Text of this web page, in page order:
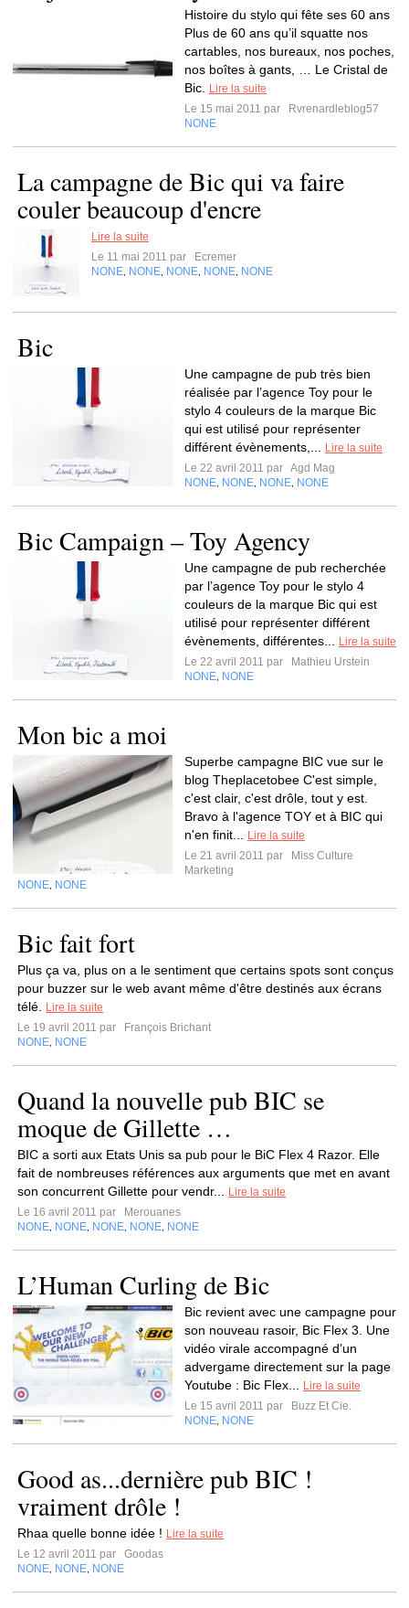
Histoire du stylo qui fête ses 60 ans
Plus de 60 ans qu’il squatte nos
cartables, nos bureaux, nos poches,
nos boîtes à gants, … Le Cristal de
Bic.
Lire la suite
Le 15 mai 2011 par
Rvrenardleblog57
NONE
La campagne de Bic qui va faire
couler beaucoup d'encre
Lire la suite
Le 11 mai 2011 par
Ecremer
NONE NONE NONE NONE NONE
Bic
Une campagne de pub très bien
réalisée par l’agence Toy pour le
stylo 4 couleurs de la marque Bic
qui est utilisé pour représenter
différent évènements,...
Lire la suite
Le 22 avril 2011 par Agd Mag
NONE NONE NONE NONE
Bic Campaign – Toy Agency
Une campagne de pub recherchée
par l’agence Toy pour le stylo 4
couleurs de la marque Bic qui est
utilisé pour représenter différent
évènements, différentes...
Lire la suite
Le 22 avril 2011 par
Mathieu Urstein
NONE NONE
Mon bic a moi
Superbe campagne BIC vue sur le
blog Theplacetobee C'est simple,
c'est clair, c'est drôle, tout y est.
Bravo à l'agence TOY et à BIC qui
n'en finit...
Lire la suite
Le 21 avril 2011 par
Miss Culture
Marketing
NONE NONE
Bic fait fort
Plus ça va, plus on a le sentiment que certains spots sont conçus
pour buzzer sur le web avant même d'être destinés aux écrans
télé.
Lire la suite
Le 19 avril 2011 par
François Brichant
NONE NONE
Quand la nouvelle pub BIC se
moque de Gillette …
BIC a sorti aux Etats Unis sa pub pour le BiC Flex 4 Razor. Elle
fait de nombreuses références aux arguments que met en avant
son concurrent Gillette pour vendr...
Lire la suite
Le 16 avril 2011 par
Merouanes
NONE NONE NONE NONE NONE
L’Human Curling de Bic
Bic revient avec une campagne pour
son nouveau rasoir, Bic Flex 3. Une
vidéo virale accompagné d’un
advergame directement sur la page
Youtube : Bic Flex...
Lire la suite
Le 15 avril 2011 par
Buzz Et Cie.
NONE NONE
Good as...dernière pub BIC !
vraiment drôle !
Rhaa quelle bonne idée ! Lire la suite
Le 12 avril 2011 par
Goodas
NONE NONE NONE